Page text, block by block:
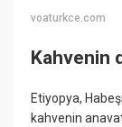
voaturkce.com
Kahvenin
Etiyopya,
kahvenin